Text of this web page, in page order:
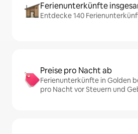
Ferienunterkünfte
Entdecke 140
Preise pro Nacht ab
Ferienunterkünfte in Golden
pro Nacht vor Steuern und